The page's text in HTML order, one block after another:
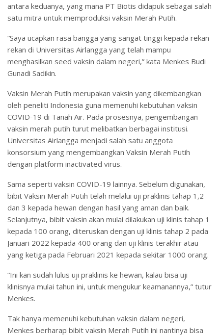
antara keduanya, yang mana PT Biotis didapuk sebagai salah
satu mitra untuk memproduksi vaksin Merah Putih.
“Saya ucapkan rasa bangga yang sangat tinggi kepada rekan-
rekan di Universitas Airlangga yang telah mampu
menghasilkan seed vaksin dalam negeri,” kata Menkes Budi
Gunadi Sadikin.
Vaksin Merah Putih merupakan vaksin yang dikembangkan
oleh peneliti Indonesia guna memenuhi kebutuhan vaksin
COVID-19 di Tanah Air. Pada prosesnya, pengembangan
vaksin merah putih turut melibatkan berbagai institusi.
Universitas Airlangga menjadi salah satu anggota
konsorsium yang mengembangkan Vaksin Merah Putih
dengan platform inactivated virus.
Sama seperti vaksin COVID-19 lainnya. Sebelum digunakan,
bibit Vaksin Merah Putih telah melalui uji praklinis tahap 1,2
dan 3 kepada hewan dengan hasil yang aman dan baik.
Selanjutnya, bibit vaksin akan mulai dilakukan uji klinis tahap 1
kepada 100 orang, diteruskan dengan uji klinis tahap 2 pada
Januari 2022 kepada 400 orang dan uji klinis terakhir atau
yang ketiga pada Februari 2021 kepada sekitar 1000 orang.
“Ini kan sudah lulus uji praklinis ke hewan, kalau bisa uji
klinisnya mulai tahun ini, untuk mengukur keamanannya,” tutur
Menkes.
Tak hanya memenuhi kebutuhan vaksin dalam negeri,
Menkes berharap bibit vaksin Merah Putih ini nantinya bisa